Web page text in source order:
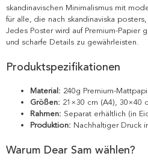
skandinavischen Minimalismus mit
für alle, die nach skandinaviska
Jedes Poster wird auf Premium-Papier
und scharfe Details zu gewährleisten.
Produktspezifikationen
Material: 240g Premium-
Größen: 21×30 cm (A4), 30×40
Rahmen: Separat erhältlich (in
Produktion: Nachhaltiger Druck
Warum Dear Sam wählen?